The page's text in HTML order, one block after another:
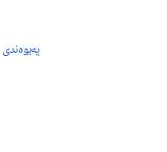
پەیوەندی